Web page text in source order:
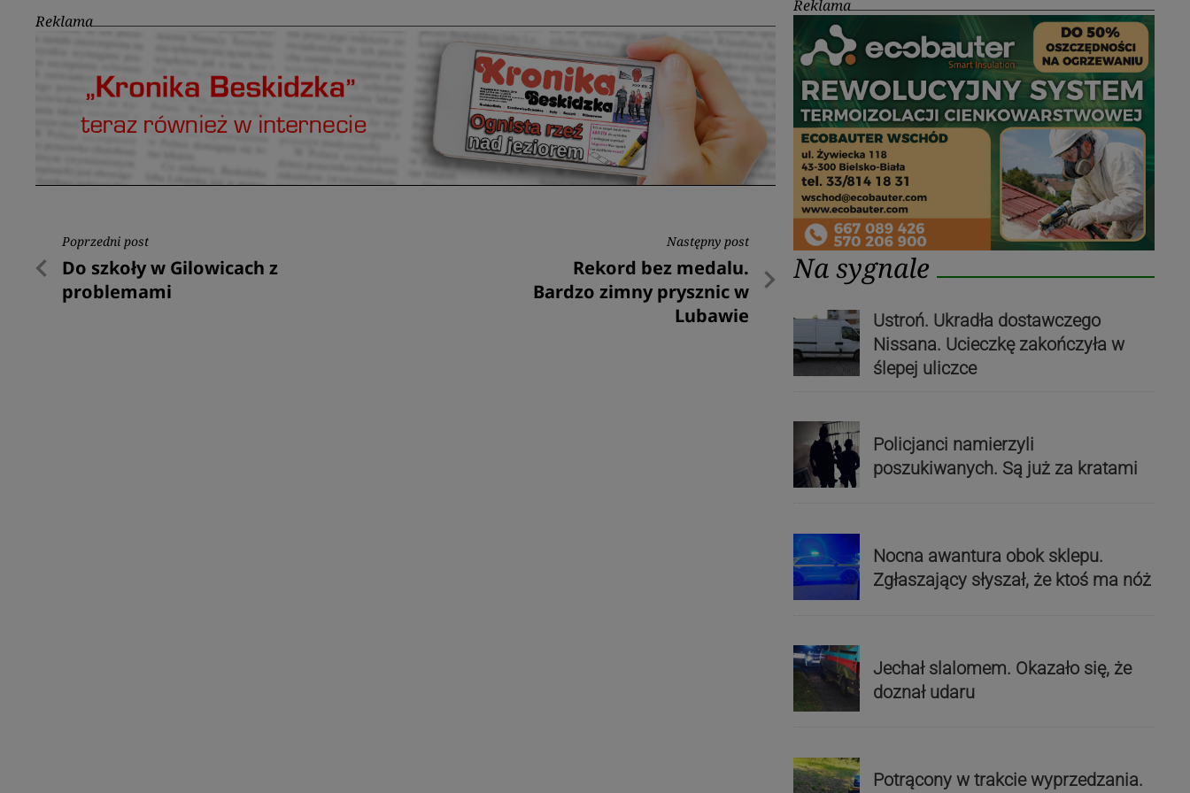
Reklama
Nawigacja
wpisu
Poprzedni post
Poprzedni
post
Do szkoły w Gilowicach z
problemami
Następny post
Następny
post
Rekord bez medalu.
Bardzo zimny prysznic w
Lubawie
Reklama
Na sygnale
Ustroń. Ukradła dostawczego
Nissana. Ucieczkę zakończyła w
ślepej uliczce
Policjanci namierzyli
poszukiwanych. Są już za kratami
Nocna awantura obok sklepu.
Zgłaszający słyszał, że ktoś ma nóż
Jechał slalomem. Okazało się, że
doznał udaru
Potrącony w trakcie wyprzedzania.